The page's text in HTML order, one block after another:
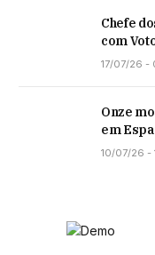
Chefe
com
17/07/26 -
Onze
em
10/07/26 -